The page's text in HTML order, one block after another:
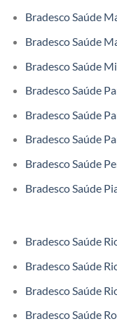
Bradesco Saúde
Bradesco Saúde
Bradesco Saúde
Bradesco Saúde
Bradesco Saúde
Bradesco Saúde
Bradesco Saúde
Bradesco Saúde
Bradesco Saúde
Bradesco Saúde
Bradesco Saúde
Bradesco Saúde